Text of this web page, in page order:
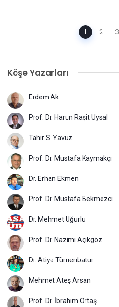
1 2 3
Köşe Yazarları
Erdem Ak
Prof. Dr. Harun Raşit Uysal
Tahir S. Yavuz
Prof. Dr. Mustafa Kaymakçı
Dr. Erhan Ekmen
Prof. Dr. Mustafa Bekmezci
Dr. Mehmet Uğurlu
Prof. Dr. Nazimi Açıkgöz
Dr. Atiye Tümenbatur
Mehmet Ateş Arsan
Prof. Dr. İbrahim Ortaş